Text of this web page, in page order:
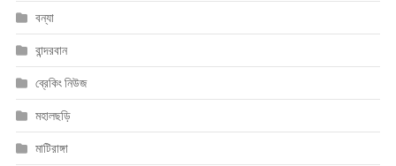
বন্যা
বান্দরবান
ব্রেকিং নিউজ
মহালছড়ি
মাটিরাঙ্গা